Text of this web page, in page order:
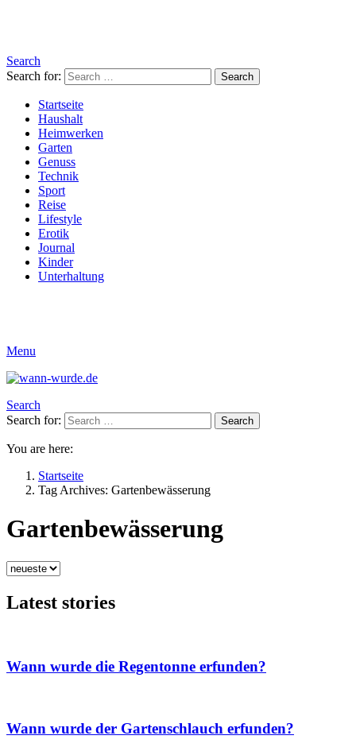
Search
Search for:
Search
Startseite
Haushalt
Heimwerken
Garten
Genuss
Technik
Sport
Reise
Lifestyle
Erotik
Journal
Kinder
Unterhaltung
Menu
Search
Search for:
Search
You are here:
Startseite
Tag Archives: Gartenbewässerung
Gartenbewässerung
Latest stories
Wann wurde die Regentonne erfunden?
Wann wurde der Gartenschlauch erfunden?